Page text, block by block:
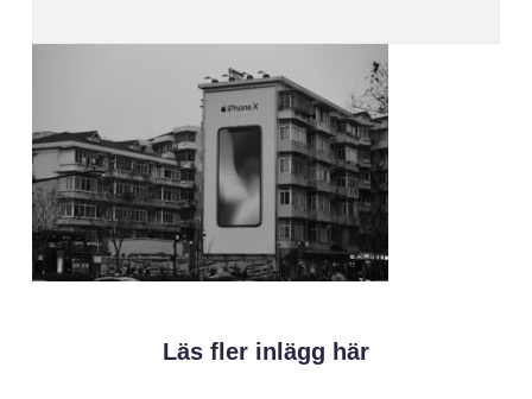
Läs fler inlägg här